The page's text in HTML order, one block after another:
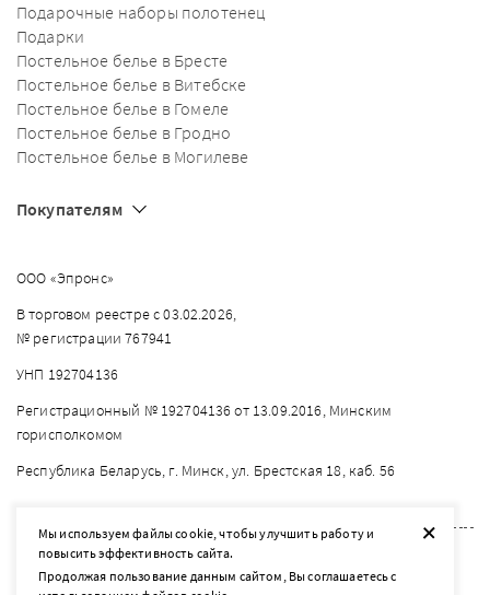
+
Мы используем файлы cookie, чтобы улучшить работу и
повысить эффективность сайта.
Продолжая пользование данным сайтом, Вы соглашаетесь с
Подарочные наборы полотенец
Подарки
Постельное белье в Бресте
Постельное белье в Витебске
Постельное белье в Гомеле
Постельное белье в Гродно
Постельное белье в Могилеве
Покупателям
ООО «Эпронс»
В торговом реестре с 03.02.2026,
№ регистрации 767941
УНП 192704136
Регистрационный № 192704136 от 13.09.2016, Минским
горисполкомом
Республика Беларусь, г. Минск, ул. Брестская 18, каб. 56
2026 © listelle.by
Разработка сайта — SLAM